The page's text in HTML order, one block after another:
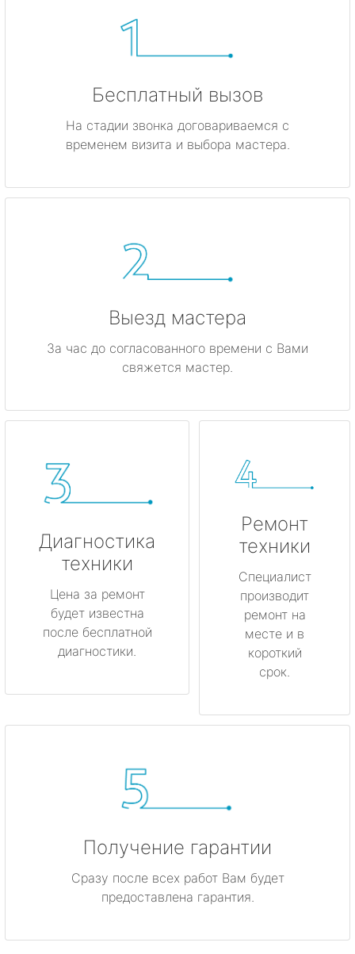
Бесплатный вызов
На стадии звонка договариваемся с
временем визита и выбора мастера.
Выезд мастера
За час до согласованного времени с Вами
свяжется мастер.
Диагностика
техники
Цена за ремонт
будет известна
после бесплатной
диагностики.
Ремонт
техники
Специалист
производит
ремонт на
месте и в
короткий
срок.
Получение гарантии
Сразу после всех работ Вам будет
предоставлена гарантия.